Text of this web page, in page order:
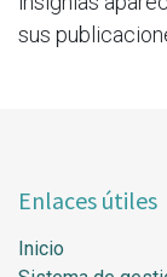
sus
Enlaces útiles
Inicio